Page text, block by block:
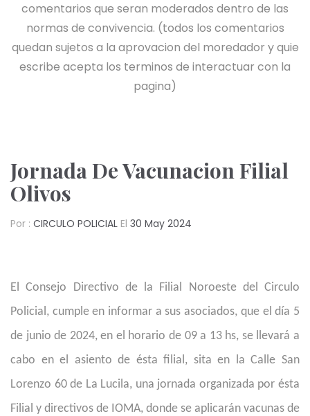
comentarios que seran moderados dentro de las
normas de convivencia. (todos los comentarios
quedan sujetos a la aprovacion del moredador y quie
escribe acepta los terminos de interactuar con la
pagina)
Jornada De Vacunacion Filial
Olivos
Por : CIRCULO POLICIAL El 30 May 2024
El Consejo Directivo de la Filial Noroeste del Circulo
Policial, cumple en informar a sus asociados, que el día 5
de junio de 2024, en el horario de 09 a 13 hs, se llevará a
cabo en el asiento de ésta filial, sita en la Calle San
Lorenzo 60 de La Lucila, una jornada organizada por ésta
Filial y directivos de IOMA, donde se aplicarán vacunas de